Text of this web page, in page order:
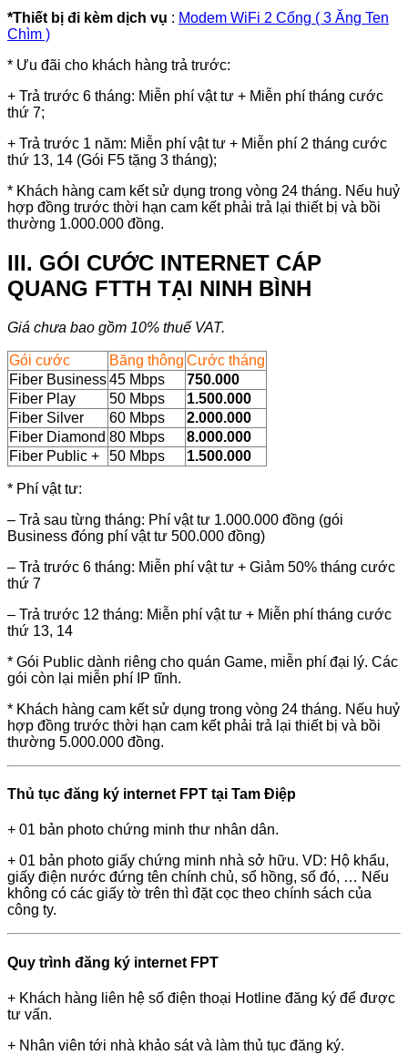
*Thiết bị đi kèm dịch vụ : Modem WiFi 2 Cổng ( 3 Ăng Ten
Chìm )
* Ưu đãi cho khách hàng trả trước:
+ Trả trước 6 tháng: Miễn phí vật tư + Miễn phí tháng cước
thứ 7;
+ Trả trước 1 năm: Miễn phí vật tư + Miễn phí 2 tháng cước
thứ 13, 14 (Gói F5 tặng 3 tháng);
* Khách hàng cam kết sử dụng trong vòng 24 tháng. Nếu huỷ
hợp đồng trước thời hạn cam kết phải trả lại thiết bị và bồi
thường 1.000.000 đồng.
III. GÓI CƯỚC INTERNET CÁP
QUANG FTTH TẠI NINH BÌNH
Giá chưa bao gồm 10% thuế VAT.
Gói cước Băng thông Cước tháng
Fiber Business45 Mbps
750.000
Fiber Play
50 Mbps
1.500.000
Fiber Silver
60 Mbps
2.000.000
Fiber Diamond 80 Mbps
8.000.000
Fiber Public +
50 Mbps 1.500.000
* Phí vật tư:
– Trả sau từng tháng: Phí vật tư 1.000.000 đồng (gói
Business đóng phí vật tư 500.000 đồng)
– Trả trước 6 tháng: Miễn phí vật tư + Giảm 50% tháng cước
thứ 7
– Trả trước 12 tháng: Miễn phí vật tư + Miễn phí tháng cước
thứ 13, 14
* Gói Public dành riêng cho quán Game, miễn phí đại lý. Các
gói còn lại miễn phí IP tĩnh.
* Khách hàng cam kết sử dụng trong vòng 24 tháng. Nếu huỷ
hợp đồng trước thời hạn cam kết phải trả lại thiết bị và bồi
thường 5.000.000 đồng.
Thủ tục đăng ký internet FPT tại Tam Điệp
+ 01 bản photo chứng minh thư nhân dân.
+ 01 bản photo giấy chứng minh nhà sở hữu. VD: Hộ khẩu,
giấy điện nước đứng tên chính chủ, sổ hồng, sổ đó, … Nếu
không có các giấy tờ trên thì đặt cọc theo chính sách của
công ty.
Quy trình đăng ký internet FPT
+ Khách hàng liên hệ số điện thoại Hotline đăng ký để được
tư vấn.
+ Nhân viên tới nhà khảo sát và làm thủ tục đăng ký.